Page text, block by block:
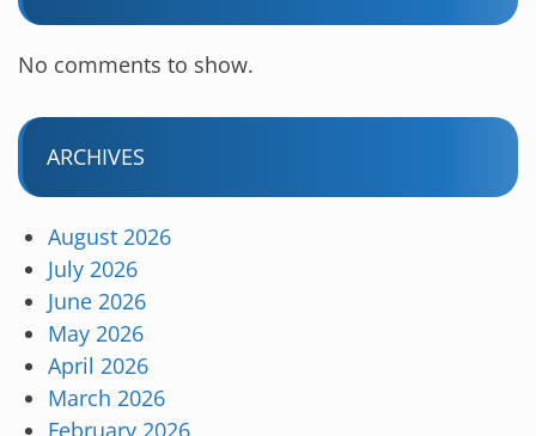
No comments to show.
ARCHIVES
August 2026
July 2026
June 2026
May 2026
April 2026
March 2026
February 2026